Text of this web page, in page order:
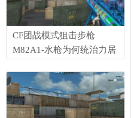
CF团战模式狙击步枪
M82A1-水枪为何统治力居